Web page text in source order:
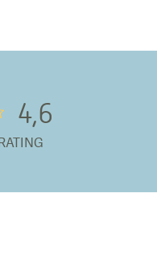
4,6